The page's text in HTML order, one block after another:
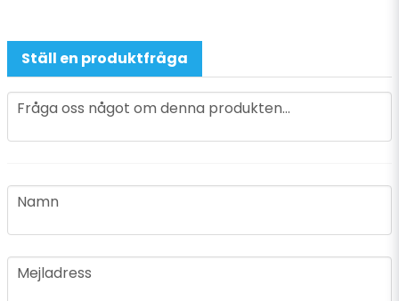
Ställ en produktfråga
question
Fråga oss något om denna produkten...
name
Namn
email
Mejladress